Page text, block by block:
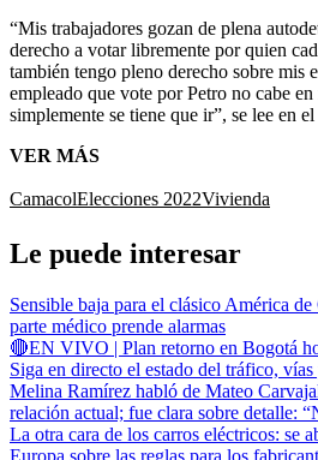
“Mis trabajadores gozan de plena
derecho a votar libremente por quien
también tengo pleno derecho sobre mis
empleado que vote por Petro no cabe
simplemente se tiene que ir”, se lee en
VER MÁS
CamacolElecciones 2022Vivienda
Le puede interesar
Sensible baja para el clásico América
parte médico prende alarmas
🔴EN VIVO | Plan retorno en Bogotá
Siga en directo el estado del tráfico,
Melina Ramírez habló de Mateo
relación actual; fue clara sobre detalle:
La otra cara de los carros eléctricos: se
Europa sobre las reglas para los